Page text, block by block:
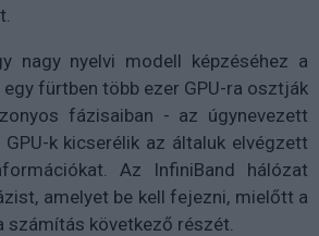
nagy nyelvi modell képzéséhez a
fürtben több ezer GPU-ra osztják
fázisaiban - az úgynevezett
k kicserélik az általuk elvégzett
Az InfiniBand hálózat
amelyet be kell fejezni, mielőtt a
számítás következő részét.